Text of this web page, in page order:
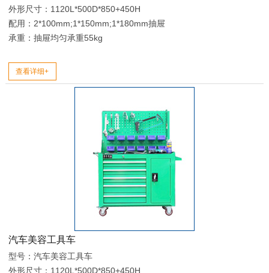
外形尺寸：1120L*500D*850+450H
配用：2*100mm;1*150mm;1*180mm抽屉
承重：抽屉均匀承重55kg
查看详细+
汽车美容工具车
型号：汽车美容工具车
外形尺寸：1120L*500D*850+450H